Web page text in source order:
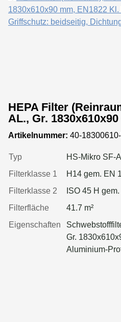
HEPA Filter (Reinraum), HS-
AL., Gr.
H14, Rahmen: AL-
beidseitig, Dichtung: einseitig,
geschäumt
Artikelnummer: 40-
Typ
HS-Mikro SF-
Filterklasse 1
H14 gem. EN
Filterklasse 2
ISO 45 H
Filterfläche
41.7 m²
Eigenschaften
Gr.
Aluminium-